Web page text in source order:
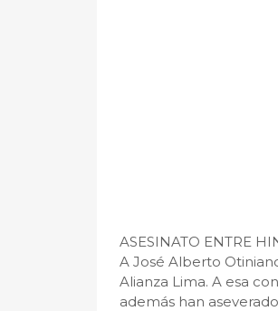
ASESINATO ENTRE
A José Alberto
Alianza Lima. A esa
además han